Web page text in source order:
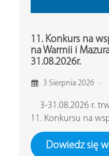
11. Konkurs na
na Warmii i
31.08.2026r.
3 Sierpnia 2026
3-31.08.2026 r.
11. Konkursu na
Dowiedz się